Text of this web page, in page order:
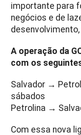
importante para
negócios e de
A operação da
com os
Salvador →
sábados
Petrolina →
Com essa nova